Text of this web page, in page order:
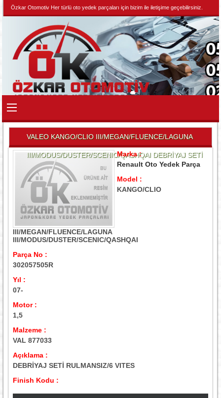
Özkar Otomotiv Her türlü oto yedek parçaları için bizim ile iletişime geçebilirsiniz.
VALEO KANGO/CLIO III/MEGAN/FLUENCE/LAGUNA
III/MODUS/DUSTER/SCENIC/QASHQAI DEBRİYAJ SETİ
Marka :
Renault Oto Yedek Parça
Model :
KANGO/CLIO
III/MEGAN/FLUENCE/LAGUNA
III/MODUS/DUSTER/SCENIC/QASHQAI
Parça No :
302057505R
Yıl :
07-
Motor :
1,5
Malzeme :
VAL 877033
Açıklama :
DEBRİYAJ SETİ RULMANSIZ/6 VITES
Finish Kodu :